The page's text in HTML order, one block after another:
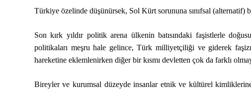
Türkiye özelinde düşünürsek, Sol Kürt sorununa sınıfsal (alternatif)
Son kırk yıldır politik arena ülkenin batısındaki faşistlerle
politikaları meşru hale gelince, Türk milliyetçiliği ve giderek
hareketine eklemlenirken diğer bir kısmı devletten çok da farklı
Bireyler ve kurumsal düzeyde insanlar etnik ve kültürel